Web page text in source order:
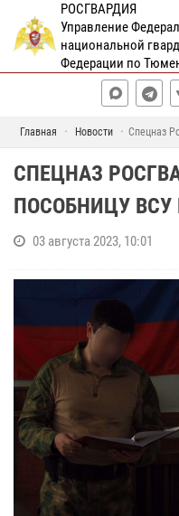
РОСГВАРДИЯ
Управление
национальной
Федерации по
Главная Новости Спецназ
СПЕЦНАЗ
ПОСОБНИЦУ ВСУ
03 августа 2023, 10:01